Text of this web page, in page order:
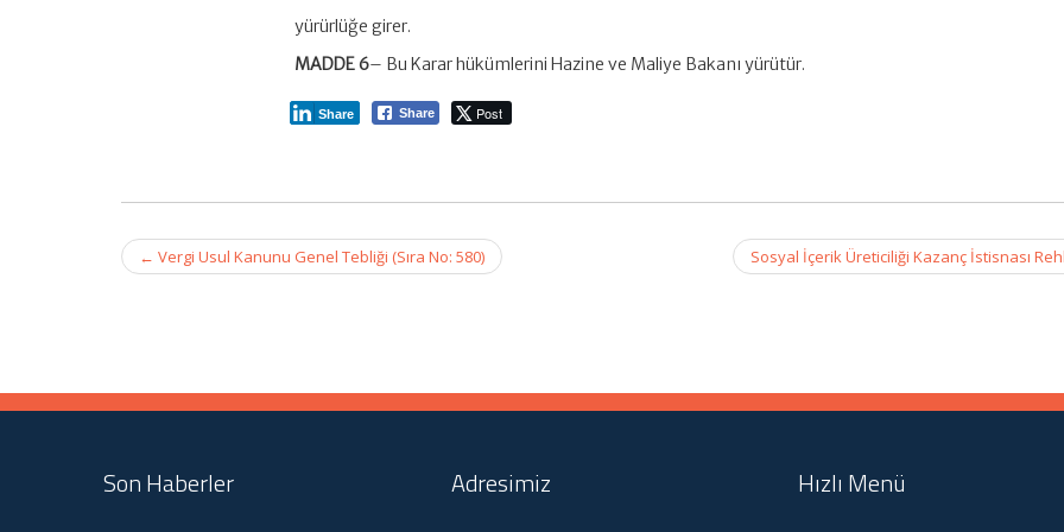
yürürlüğe girer.
MADDE 6– Bu Karar hükümlerini Hazine ve Maliye Bakanı yürütür.
Share Post
Share
Post
navigation
← Vergi Usul Kanunu Genel Tebliği (Sıra No: 580) Sosyal İçerik Üreticiliği Kazanç İstisnası
Son Haberler Adresimiz Hızlı Menü